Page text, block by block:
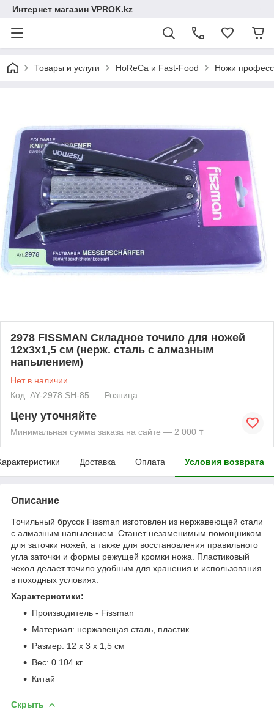
Интернет магазин VPROK.kz
Товары и услуги HoReCa и Fast-Food Ножи
2978 FISSMAN Складное точило для ножей
12x3x1,5 см (нерж. сталь с алмазным
напылением)
Нет в наличии
Код: AY-2978.SH-85
Розница
Цену уточняйте
Минимальная сумма заказа на сайте — 2 000 ₸
Доставка Оплата Условия возврата
Описание
Точильный брусок Fissman изготовлен из нержавеющей стали
с алмазным напылением. Станет незаменимым помощником
для заточки ножей, а также для восстановления правильного
угла заточки и формы режущей кромки ножа. Пластиковый
чехол делает точило удобным для хранения и использования
в походных условиях.
Характеристики:
Производитель - Fissman
Материал: нержавещая сталь, пластик
Размер: 12 x 3 x 1,5 см
Вес: 0.104 кг
Китай
Скрыть